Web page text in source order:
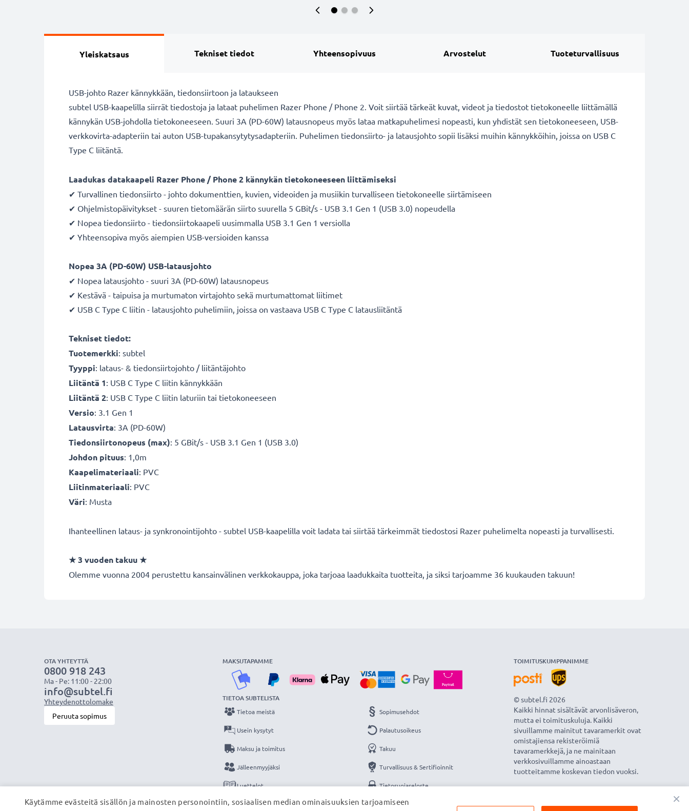
Yleiskatsaus Tekniset tiedot Yhteensopivuus Arvostelut Tuoteturvallisuus
USB-johto Razer kännykkään, tiedonsiirtoon ja lataukseen
subtel USB-kaapelilla siirrät tiedostoja ja lataat puhelimen Razer Phone / Phone 2. Voit siirtää tärkeät kuvat, videot ja tiedostot tietokoneelle liittämällä
kännykän USB-johdolla tietokoneeseen. Suuri 3A (PD-60W) latausnopeus myös lataa matkapuhelimesi nopeasti, kun yhdistät sen tietokoneeseen, USB-
verkkovirta-adapteriin tai auton USB-tupakansytytysadapteriin. Puhelimen tiedonsiirto- ja latausjohto sopii lisäksi muihin kännykköihin, joissa on USB C
Type C liitäntä.
Laadukas datakaapeli Razer Phone / Phone 2 kännykän tietokoneeseen liittämiseksi
✔ Turvallinen tiedonsiirto - johto dokumenttien, kuvien, videoiden ja musiikin turvalliseen tietokoneelle siirtämiseen
✔ Ohjelmistopäivitykset - suuren tietomäärän siirto suurella 5 GBit/s - USB 3.1 Gen 1 (USB 3.0) nopeudella
✔ Nopea tiedonsiirto - tiedonsiirtokaapeli uusimmalla USB 3.1 Gen 1 versiolla
✔ Yhteensopiva myös aiempien USB-versioiden kanssa
Nopea 3A (PD-60W) USB-latausjohto
✔ Nopea latausjohto - suuri 3A (PD-60W) latausnopeus
✔ Kestävä - taipuisa ja murtumaton virtajohto sekä murtumattomat liitimet
✔ USB C Type C liitin - latausjohto puhelimiin, joissa on vastaava USB C Type C latausliitäntä
Tekniset tiedot:
Tuotemerkki: subtel
Tyyppi: lataus- & tiedonsiirtojohto / liitäntäjohto
Liitäntä 1: USB C Type C liitin kännykkään
Liitäntä 2: USB C Type C liitin laturiin tai tietokoneeseen
Versio: 3.1 Gen 1
Latausvirta: 3A (PD-60W)
Tiedonsiirtonopeus (max): 5 GBit/s - USB 3.1 Gen 1 (USB 3.0)
Johdon pituus: 1,0m
Kaapelimateriaali: PVC
Liitinmateriaali: PVC
Väri: Musta
Ihanteellinen lataus- ja synkronointijohto - subtel USB-kaapelilla voit ladata tai siirtää tärkeimmät tiedostosi Razer puhelimelta nopeasti ja turvallisesti.
★3 vuoden takuu★
Olemme vuonna 2004 perustettu kansainvälinen verkkokauppa, joka tarjoaa laadukkaita tuotteita, ja siksi tarjoamme 36 kuukauden takuun!
OTA YHTEYTTÄ
0800 918 243
Ma - Pe: 11:00 - 22:00
info@subtel.fi
Yhteydenottolomake
Peruuta sopimus
MAKSUTAPAMME
TIETOA SUBTELISTA
Tietoa meistä
Usein kysytyt
Maksu ja toimitus
Jälleenmyyjäksi
Luettelot
Yhteys
Sopimusehdot
Palautusoikeus
Takuu
Turvallisuus & Sertifioinnit
Tietosuojaseloste
Yritystiedot
TOIMITUSKUMPPANIMME
© subtel.fi 2026
Kaikki hinnat sisältävät arvonlisäveron,
mutta ei toimituskuluja. Kaikki
sivuillamme mainitut tavaramerkit ovat
omistajiensa rekisteröimiä
tavaramerkkejä, ja ne mainitaan
verkkosivuillamme ainoastaan
tuotteitamme koskevan tiedon vuoksi.
×
Käytämme evästeitä sisällön ja mainosten personointiin, sosiaalisen median ominaisuuksien tarjoamiseen